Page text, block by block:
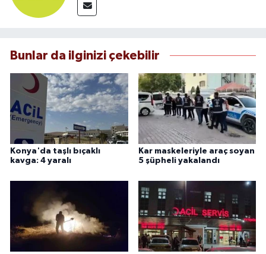
Bunlar da ilginizi çekebilir
Konya'da taşlı bıçaklı
kavga: 4 yaralı
Kar maskeleriyle araç soyan
5 şüpheli yakalandı